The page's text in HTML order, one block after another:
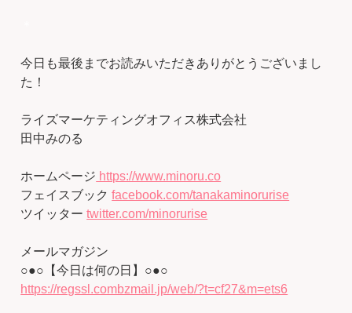
今日も最後までお読みいただきありがとうございまし
た！
ライズマーケティングオフィス株式会社
田中みのる
ホームページ https://www.minoru.co
フェイスブックfacebook.com/tanakaminorurise
ツイッターtwitter.com/minorurise
メールマガジン
○●○【今日は何の日】○●○
https://regssl.combzmail.jp/web/?t=cf27&m=ets6